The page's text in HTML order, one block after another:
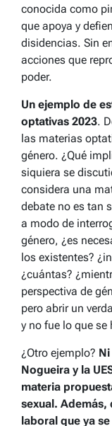
conocida como
que apoya y
disidencias. Sin
acciones que
poder.
Un ejemplo de
optativas 2023.
las materias
género. ¿Qué
siquiera se
considera una
debate no es tan
a modo de
género, ¿es
los existentes?
¿cuántas?
perspectiva de
pero abrir un
y no fue lo que se
¿Otro ejemplo?
Nogueira y la
materia
sexual. Además,
laboral que ya